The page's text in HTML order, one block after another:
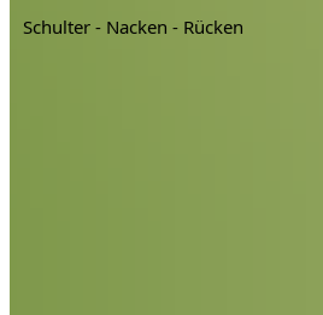
Schulter - Nacken - Rücken